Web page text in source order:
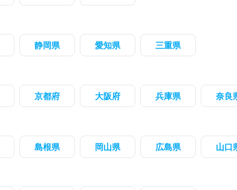
静岡県 愛知県 三重県
京都府 大阪府 兵庫県 奈良
島根県 岡山県 広島県 山口